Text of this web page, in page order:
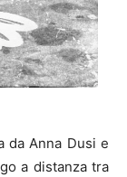
da Anna Dusi e
a distanza tra